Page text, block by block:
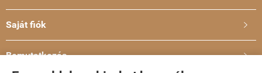
Saját fiók 
Bemutatkozás 